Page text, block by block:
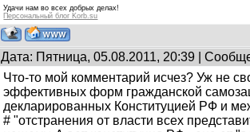
Удачи нам во всех добрых делах!
Персональный блог Korb.su
Дата: Пятница, 05.08.2011, 20:39 |
Что-то мой комментарий исчез? Уж не
эффективных форм гражданской
декларированных Конституцией РФ и
# "отстранения от власти всех